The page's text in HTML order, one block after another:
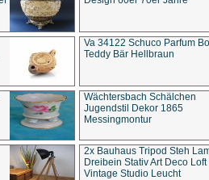
Va 34122 Schuco Parfum
Teddy Bär Hellbraun
Wächtersbach Schälchen
Jugendstil Dekor 1865
Messingmontur
2x Bauhaus Tripod Steh
Dreibein Stativ Art Deco Loft
Vintage Studio Leucht